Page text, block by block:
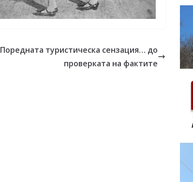
Поредната туристическа сензация… до
проверката на фактите